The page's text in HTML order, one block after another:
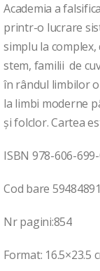
Academia a
printr-o lucrare
simplu la
stem, familii de
în rândul limbilor
la limbi moderne
și folclor. Cartea
ISBN 978-606-
Cod bare
Nr pagini:854
Format: 16.5×23.5